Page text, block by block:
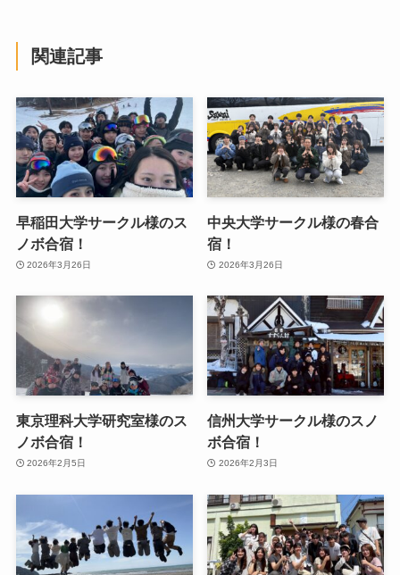
関連記事
早稲田大学サークル様のス
ノボ合宿！
2026年3月26日
中央大学サークル様の春合
宿！
2026年3月26日
東京理科大学研究室様のス
ノボ合宿！
2026年2月5日
信州大学サークル様のスノ
ボ合宿！
2026年2月3日